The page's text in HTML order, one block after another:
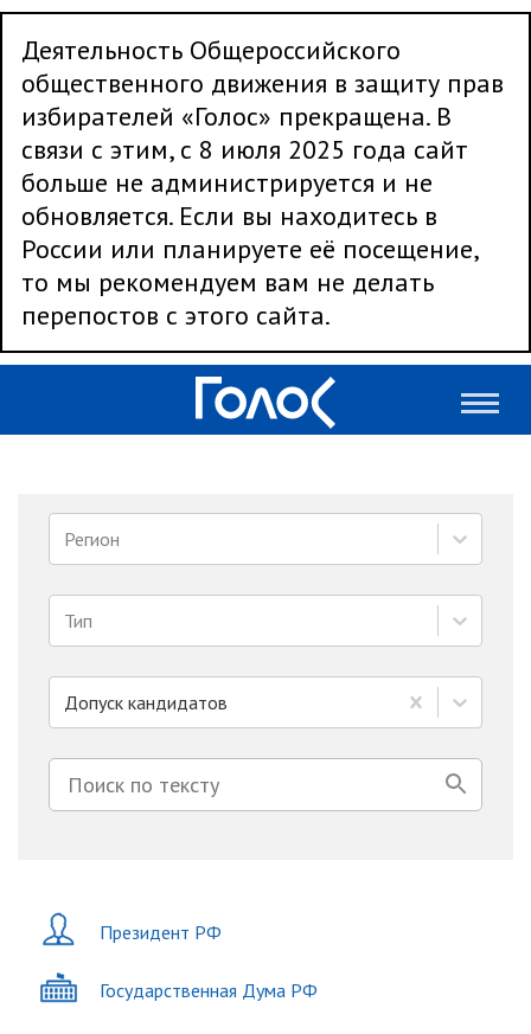
Деятельность Общероссийского
общественного движения в защиту прав
избирателей «Голос» прекращена. В
связи с этим, с 8 июля 2025 года сайт
больше не администрируется и не
обновляется. Если вы находитесь в
России или планируете её посещение,
то мы рекомендуем вам не делать
перепостов с этого сайта.
Регион
Тип
Допуск кандидатов
Президент РФ
Государственная Дума РФ